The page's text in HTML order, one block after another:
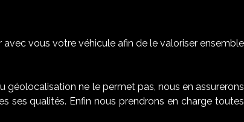
vous votre véhicule afin de le valoriser ensemble
ne le permet pas, nous en assurerons
ses qualités. Enfin nous prendrons en charge toutes